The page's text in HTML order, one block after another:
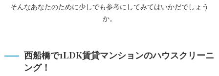
そんなあなたのために少しでも参考にしてみてはいかだでしょう
か。
西船橋で1LDK賃貸マンションのハウスクリーニ
ング！